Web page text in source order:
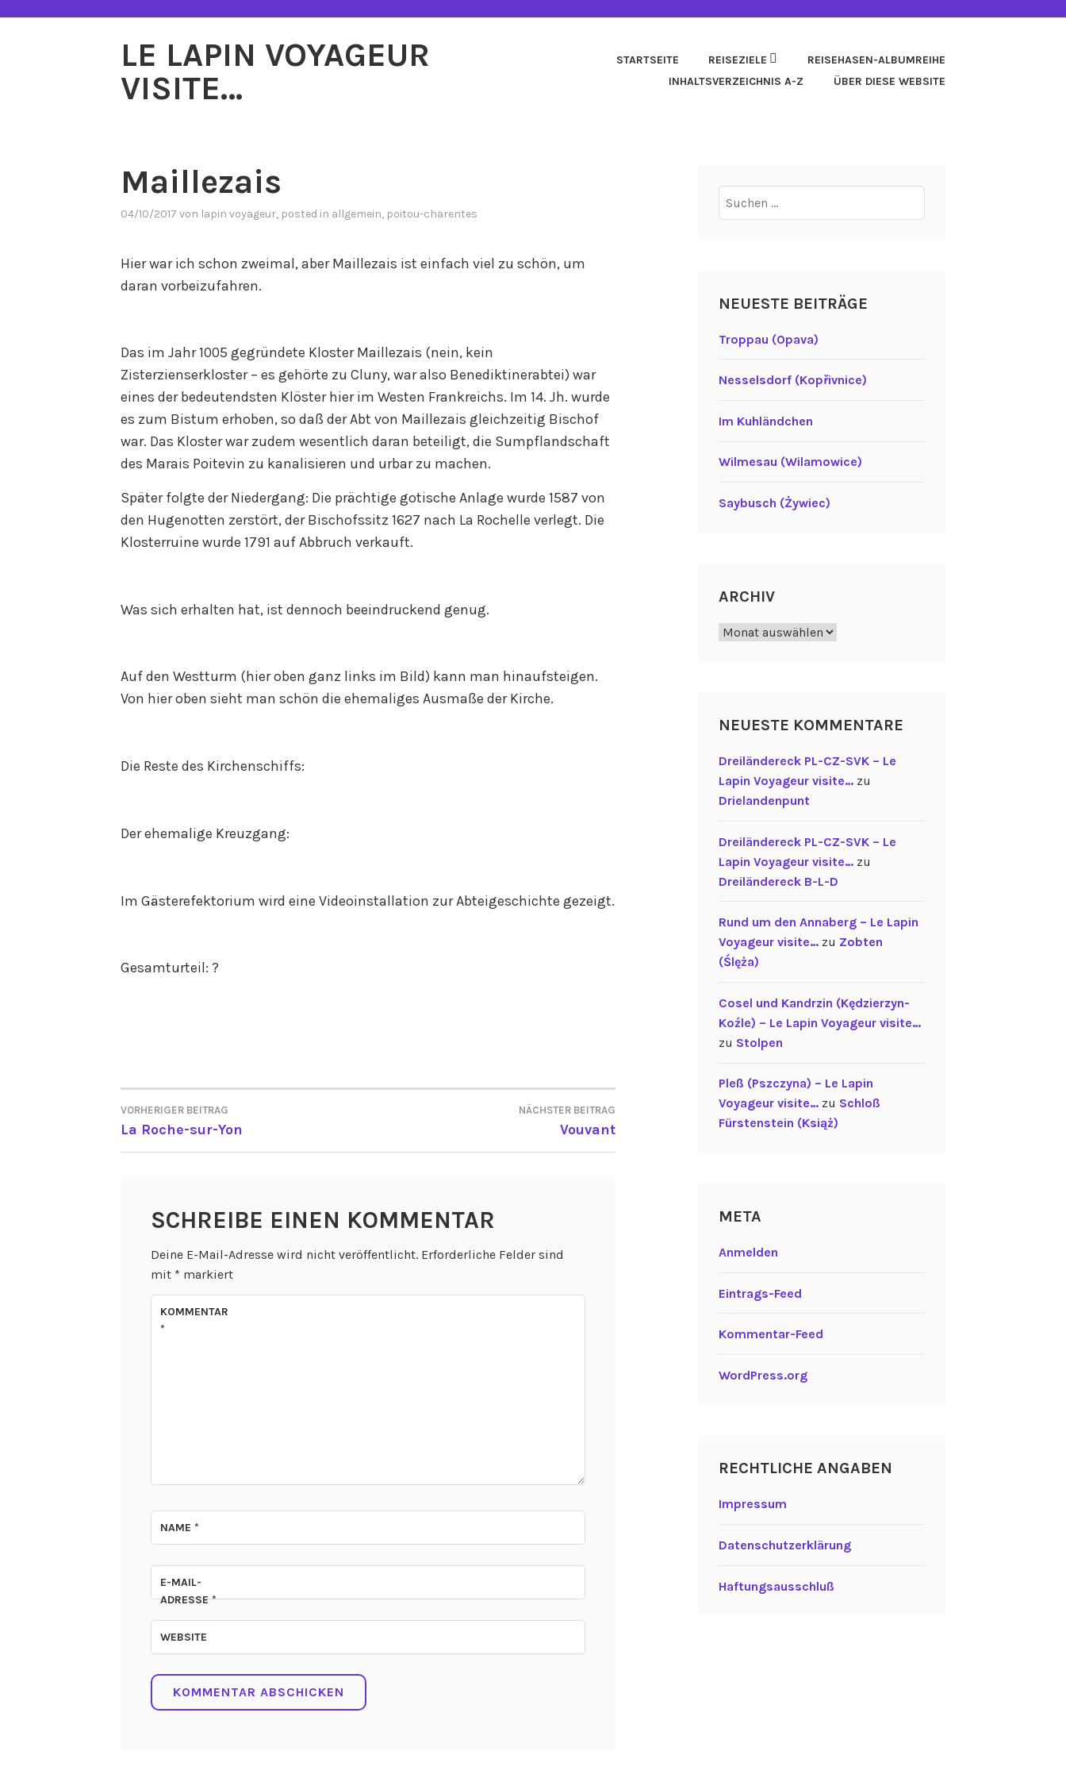
LE LAPIN VOYAGEUR
VISITE…
STARTSEITE REISEZIELE
REISEHASEN-ALBUMREIHE
INHALTSVERZEICHNIS A-Z
ÜBER DIESE WEBSITE
Maillezais
04/10/2017 von lapin voyageur, posted in allgemein, poitou-charentes
Hier war ich schon zweimal, aber Maillezais ist einfach viel zu schön, um
daran vorbeizufahren.
Das im Jahr 1005 gegründete Kloster Maillezais (nein, kein
Zisterzienserkloster – es gehörte zu Cluny, war also Benediktinerabtei) war
eines der bedeutendsten Klöster hier im Westen Frankreichs. Im 14. Jh. wurde
es zum Bistum erhoben, so daß der Abt von Maillezais gleichzeitig Bischof
war. Das Kloster war zudem wesentlich daran beteiligt, die Sumpflandschaft
des Marais Poitevin zu kanalisieren und urbar zu machen.
Später folgte der Niedergang: Die prächtige gotische Anlage wurde 1587 von
den Hugenotten zerstört, der Bischofssitz 1627 nach La Rochelle verlegt. Die
Klosterruine wurde 1791 auf Abbruch verkauft.
Was sich erhalten hat, ist dennoch beeindruckend genug.
Auf den Westturm (hier oben ganz links im Bild) kann man hinaufsteigen.
Von hier oben sieht man schön die ehemaliges Ausmaße der Kirche.
Die Reste des Kirchenschiffs:
Der ehemalige Kreuzgang:
Im Gästerefektorium wird eine Videoinstallation zur Abteigeschichte gezeigt.
Gesamturteil: ?
BEITRAGSNAVIGATION
VORHERIGER BEITRAG
La Roche-sur-Yon
NÄCHSTER BEITRAG
Vouvant
SCHREIBE EINEN KOMMENTAR
Deine E-Mail-Adresse wird nicht veröffentlicht. Erforderliche Felder sind
mit * markiert
KOMMENTAR
*
NAME *
E-MAIL-
ADRESSE*
WEBSITE
Suchen
nach:
NEUESTE BEITRÄGE
Troppau (Opava)
Nesselsdorf (Kopřivnice)
Im Kuhländchen
Wilmesau (Wilamowice)
Saybusch (Żywiec)
ARCHIV
Archiv
NEUESTE KOMMENTARE
Dreiländereck PL-CZ-SVK – Le
Lapin Voyageur visite…zu
Drielandenpunt
Dreiländereck PL-CZ-SVK – Le
Lapin Voyageur visite…zu
Dreiländereck B-L-D
Rund um den Annaberg – Le Lapin
Voyageur visite…zu Zobten
(Ślęża)
Cosel und Kandrzin (Kędzierzyn-
Koźle) – Le Lapin Voyageur visite…
zu Stolpen
Pleß (Pszczyna) – Le Lapin
Voyageur visite…zu Schloß
Fürstenstein (Książ)
META
Anmelden
Eintrags-Feed
Kommentar-Feed
WordPress.org
RECHTLICHE ANGABEN
Impressum
Datenschutzerklärung
Haftungsausschluß